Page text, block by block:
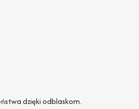
dzięki odblaskom.